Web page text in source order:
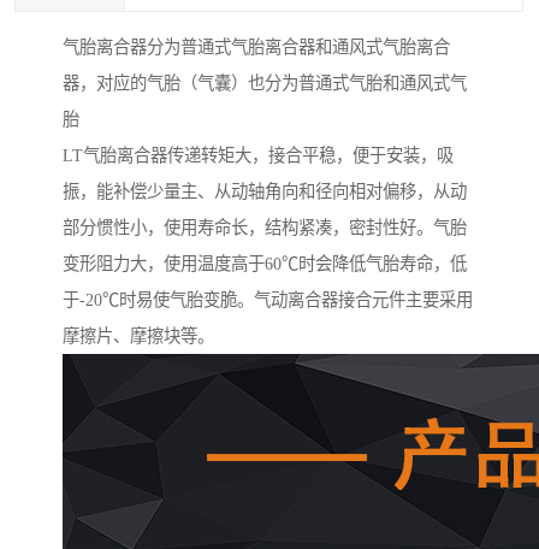
气胎离合器分为普通式气胎离合器和通风式气胎离合
器，对应的气胎（气囊）也分为普通式气胎和通风式气
胎
LT气胎离合器传递转矩大，接合平稳，便于安装，吸
振，能补偿少量主、从动轴角向和径向相对偏移，从动
部分惯性小，使用寿命长，结构紧凑，密封性好。气胎
变形阻力大，使用温度高于60℃时会降低气胎寿命，低
于-20℃时易使气胎变脆。气动离合器接合元件主要采用
摩擦片、摩擦块等。